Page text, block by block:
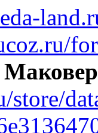
store/